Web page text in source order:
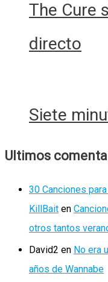
The Cure
directo
Siete
Ultimos
30 Canciones
KillBait en
otros tantos
David2 en No era
años de Wannabe